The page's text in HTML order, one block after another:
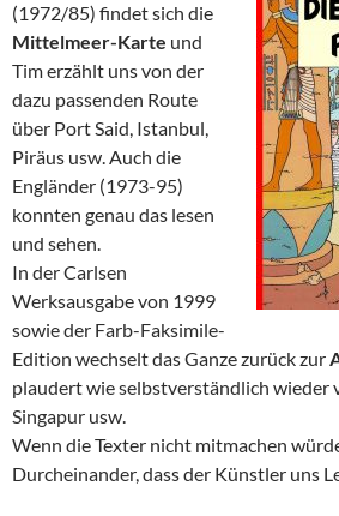
(1972/85) findet sich die
Mittelmeer-Karte und
Tim erzählt uns von der
dazu passenden Route
über Port Said, Istanbul,
Piräus usw. Auch die
Engländer (1973-95)
konnten genau das lesen
und sehen.
In der Carlsen
Werksausgabe von 1999
sowie der Farb-Faksimile-
Edition wechselt das Ganze zurück zur
plaudert wie selbstverständlich wieder
Singapur usw.
Wenn die Texter nicht mitmachen
Durcheinander, dass der Künstler uns